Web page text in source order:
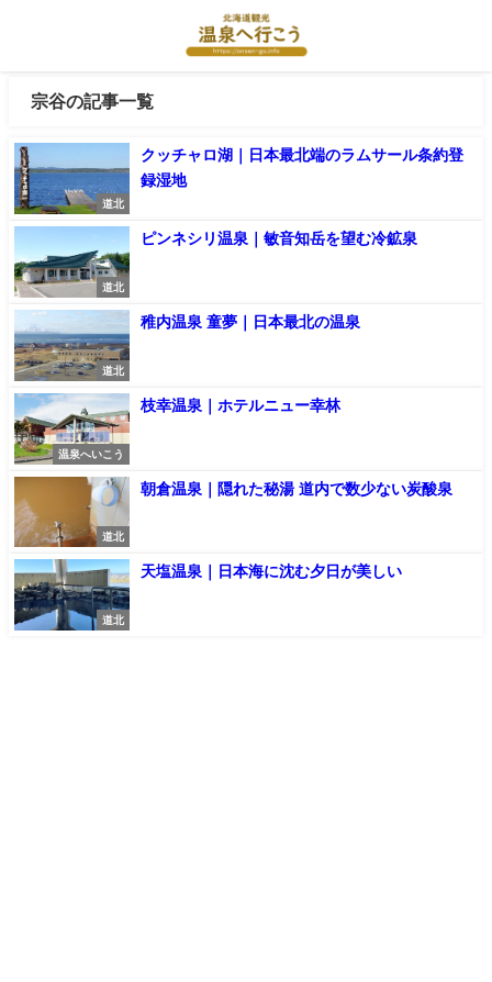
宗谷の記事一覧
道北
クッチャロ湖｜日本最北端のラムサール条約登
録湿地
道北
ピンネシリ温泉｜敏音知岳を望む冷鉱泉
道北
稚内温泉 童夢｜日本最北の温泉
温泉へいこう
枝幸温泉｜ホテルニュー幸林
道北
朝倉温泉｜隠れた秘湯 道内で数少ない炭酸泉
道北
天塩温泉｜日本海に沈む夕日が美しい